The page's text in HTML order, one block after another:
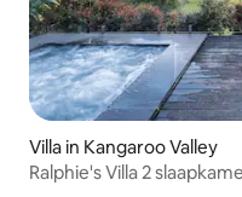
Villa in Kangaroo Valley
Ralphie's Villa 2